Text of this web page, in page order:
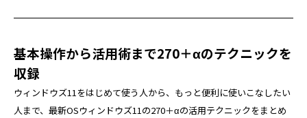
基本操作から活用術まで270＋αのテクニックを
収録
ウィンドウズ11をはじめて使う人から、もっと便利に使いこなしたい
人まで、最新OSウィンドウズ11の270＋αの活用テクニックをまとめ